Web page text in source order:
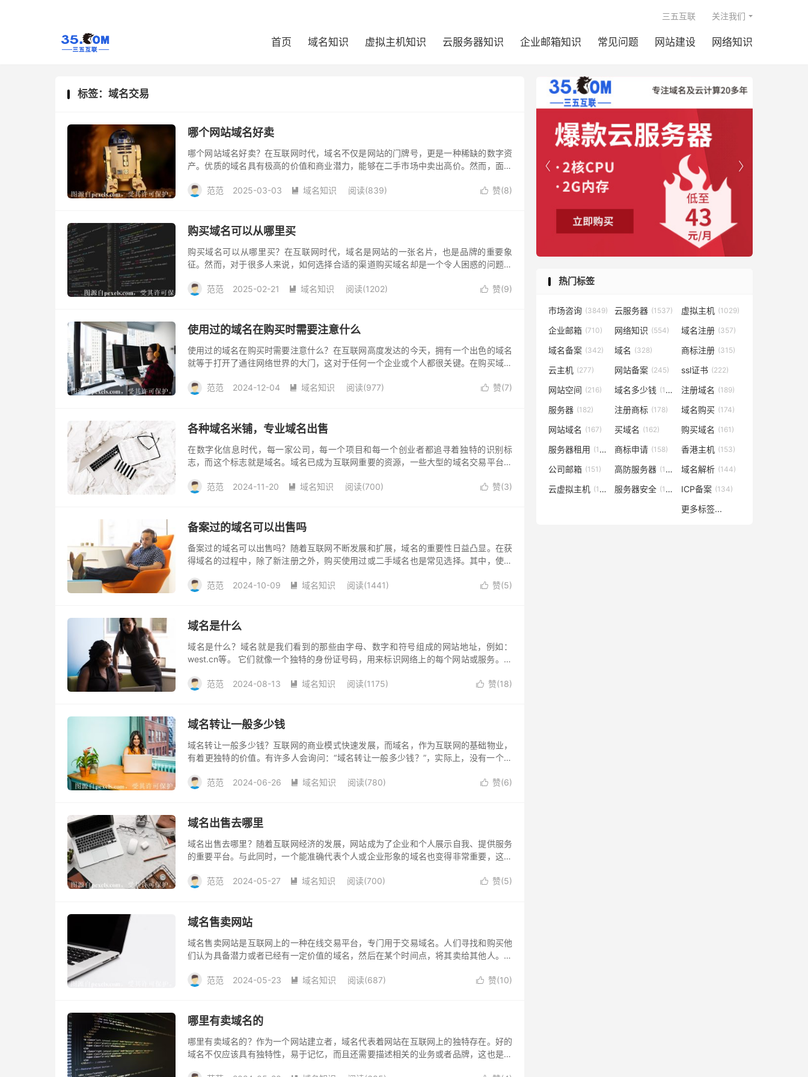
首页 域名知识 虚拟主机知识 云服务器知识 企业邮箱知识 常见问题 网站建设 网络知识
三五互联 关注我们
标签：域名交易
哪个网站域名好卖
哪个网站域名好卖？在互联网时代，域名不仅是网站的门牌号，更是一种稀缺的数字资
产。优质的域名具有极高的价值和商业潜力，能够在二手市场中卖出高价。然而，面对
点。
范范 2025-03-03  域名知识 阅读(839)  赞(8)
购买域名可以从哪里买
购买域名可以从哪里买？在互联网时代，域名是网站的一张名片，也是品牌的重要象
征。然而，对于很多人来说，如何选择合适的渠道购买域名却是一个令人困惑的问题。
绍购买域名的主要途径。
范范 2025-02-21  域名知识 阅读(1202)  赞(9)
使用过的域名在购买时需要注意什么
使用过的域名在购买时需要注意什么？在互联网高度发达的今天，拥有一个出色的域名
就等于打开了通往网络世界的大门，这对于任何一个企业或个人都很关键。在购买域名
意的事项。
范范 2024-12-04  域名知识 阅读(977)  赞(7)
各种域名米铺，专业域名出售
在数字化信息时代，每一家公司，每一个项目和每一个创业者都追寻着独特的识别标
志，而这个标志就是域名。域名已成为互联网重要的资源，一些大型的域名交易平台提
范范
2024-11-20  域名知识 阅读(700)  赞(3)
备案过的域名可以出售吗
备案过的域名可以出售吗？随着互联网不断发展和扩展，域名的重要性日益凸显。在获
得域名的过程中，除了新注册之外，购买使用过或二手域名也是常见选择。其中，使用
吗？
范范 2024-10-09  域名知识 阅读(1441)  赞(5)
域名是什么
域名是什么？域名就是我们看到的那些由字母、数字和符号组成的网站地址，例如：
west.cn等。 它们就像一个独特的身份证号码，用来标识网络上的每个网站或服务。下
范范
2024-08-13  域名知识 阅读(1175)  赞(18)
域名转让一般多少钱
域名转让一般多少钱？互联网的商业模式快速发展，而域名，作为互联网的基础物业，
有着更独特的价值。有许多人会询问：“域名转让一般多少钱？”，实际上，没有一个固
潜在的商业价值等等。
范范 2024-06-26  域名知识 阅读(780)  赞(6)
域名出售去哪里
域名出售去哪里？随着互联网经济的发展，网站成为了企业和个人展示自我、提供服务
的重要平台。与此同时，一个能准确代表个人或企业形象的域名也变得非常重要，这也
该去哪里出售域名呢？下面介绍几个出售域名的渠道：
范范 2024-05-27  域名知识 阅读(700)  赞(5)
域名售卖网站
域名售卖网站是互联网上的一种在线交易平台，专门用于交易域名。人们寻找和购买他
们认为具备潜力或者已经有一定价值的域名，然后在某个时间点，将其卖给其他人。其
范范
2024-05-23  域名知识 阅读(687)  赞(10)
哪里有卖域名的
哪里有卖域名的？作为一个网站建立者，域名代表着网站在互联网上的独特存在。好的
域名不仅应该具有独特性，易于记忆，而且还需要描述相关的业务或者品牌，这也是每


热门标签
市场咨询 (3849) 云服务器 (1537) 虚拟主机 (1029)
企业邮箱 (710) 网络知识 (554) 域名注册 (357)
域名备案 (342) 域名 (328) 商标注册 (315)
云主机 (277) 网站备案 (245) ssl证书 (222)
网站空间 (216) 域名多少钱 (194) 注册域名 (189)
服务器 (182) 注册商标 (178) 域名购买 (174)
网站域名 (167) 买域名 (162) 购买域名 (161)
服务器租用 (160) 商标申请 (158) 香港主机 (153)
公司邮箱 (151) 高防服务器 (146) 域名解析 (144)
云虚拟主机 (140) 服务器安全 (137) ICP备案 (134)
更多标签...